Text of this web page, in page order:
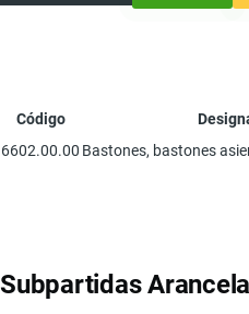
Código
6602.00.00 Bastones, bastones
Subpartidas